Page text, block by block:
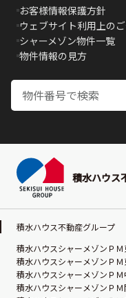
お客様情報保護方針
ウェブサイト利用上の
シャーメゾン物件一覧
物件情報の見方
積水ハウス
積水ハウス不動産グループ
積水ハウスシャーメゾンＰＭ
積水ハウスシャーメゾンＰＭ
積水ハウスシャーメゾンＰＭ
積水ハウスシャーメゾンＰＭ